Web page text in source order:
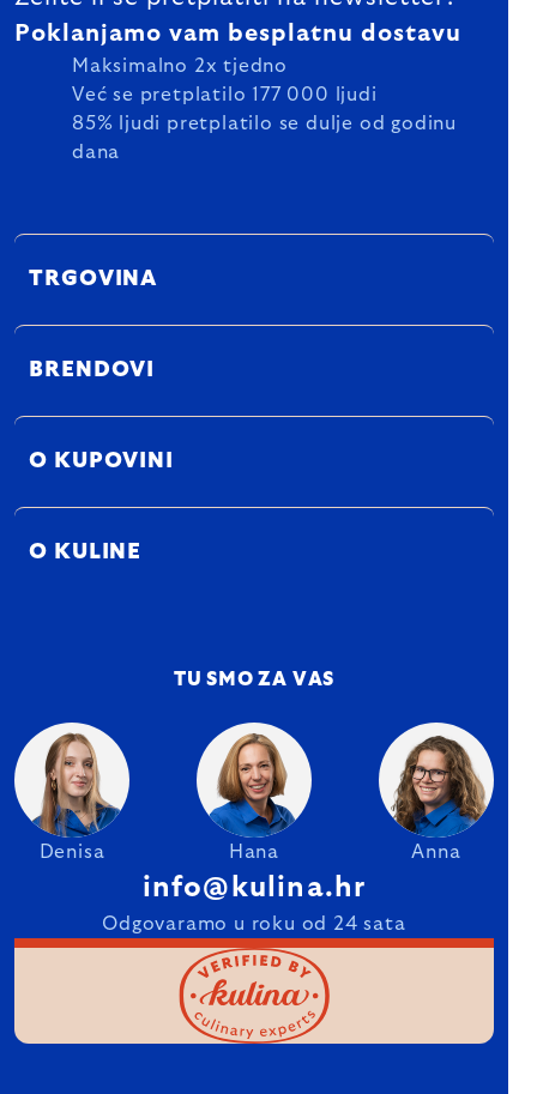
Poklanjamo vam besplatnu dostavu
Maksimalno 2x tjedno
Već se pretplatilo 177 000 ljudi
85% ljudi pretplatilo se dulje od godinu
dana
TRGOVINA
BRENDOVI
O KUPOVINI
O KULINE
TU SMO ZA VAS
Denisa Hana Anna
info@kulina.hr
Odgovaramo u roku od 24 sata